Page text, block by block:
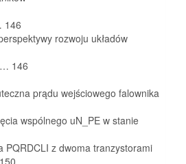
146
rozwoju układów
… 146
prądu wejściowego falownika
wspólnego uN_PE w stanie
PQRDCLI z dwoma tranzystorami